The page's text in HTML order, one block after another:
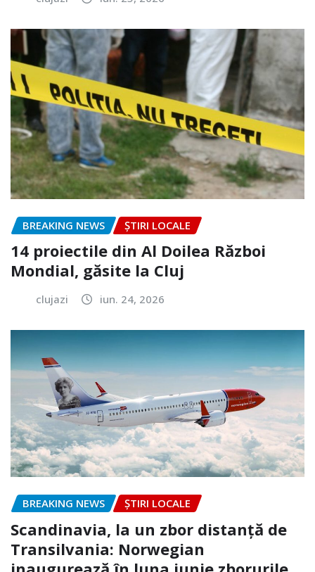
BREAKING NEWS ȘTIRI LOCALE
14 proiectile din Al Doilea Război
Mondial, găsite la Cluj
clujazi iun. 24, 2026
BREAKING NEWS ȘTIRI LOCALE
Scandinavia, la un zbor distanță de
Transilvania: Norwegian